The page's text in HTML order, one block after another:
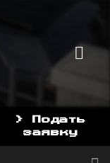
> Подать
заявку